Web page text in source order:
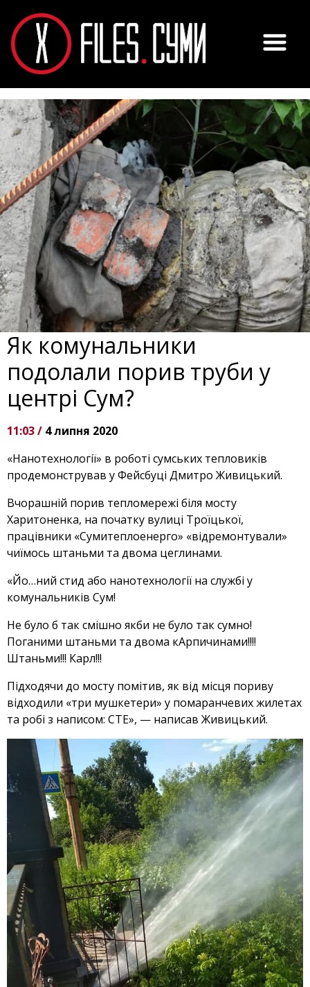
Як комунальники
подолали порив труби у
центрі Сум?
11:03 / 4 липня 2020
«Нанотехнології» в роботі сумських тепловиків
продемонстрував у Фейсбуці Дмитро Живицький.
Вчорашній порив тепломережі біля мосту
Харитоненка, на початку вулиці Троїцької,
працівники «Сумитеплоенерго» «відремонтували»
чиїмось штаньми та двома цеглинами.
«Йо…ний стид або нанотехнології на службі у
комунальників Сум!
Не було б так смішно якби не було так сумно!
Поганими штаньми та двома кАрпичинами!!!!
Штаньми!!! Карл!!!
Підходячи до мосту помітив, як від місця пориву
відходили «три мушкетери» у помаранчевих жилетах
та робі з написом: СТЕ», — написав Живицький.